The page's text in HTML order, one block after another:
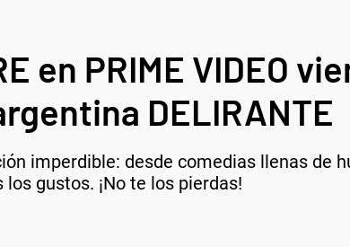
en PRIME VIDEO
DELIRANTE
imperdible: desde comedias llenas de
gustos. ¡No te los pierdas!